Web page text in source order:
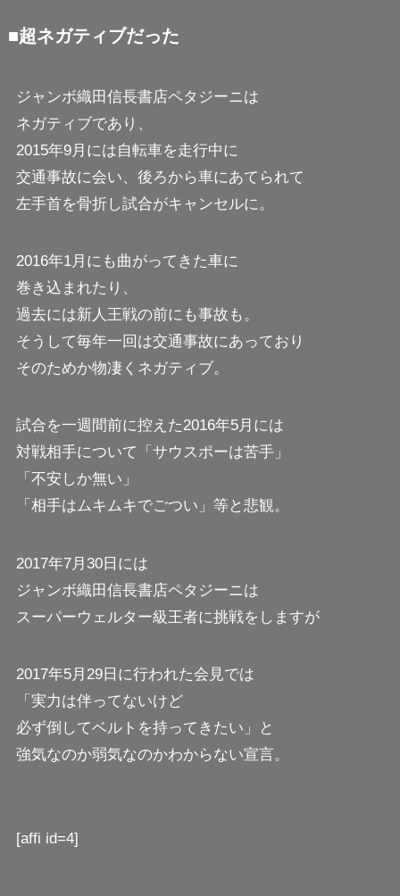
■超ネガティブだった
ジャンボ織田信長書店ペタジーニは
ネガティブであり、
2015年9月には自転車を走行中に
交通事故に会い、後ろから車にあてられて
左手首を骨折し試合がキャンセルに。
2016年1月にも曲がってきた車に
巻き込まれたり、
過去には新人王戦の前にも事故も。
そうして毎年一回は交通事故にあっており
そのためか物凄くネガティブ。
試合を一週間前に控えた2016年5月には
対戦相手について「サウスポーは苦手」
「不安しか無い」
「相手はムキムキでごつい」等と悲観。
2017年7月30日には
ジャンボ織田信長書店ペタジーニは
スーパーウェルター級王者に挑戦をしますが
2017年5月29日に行われた会見では
「実力は伴ってないけど
必ず倒してベルトを持ってきたい」と
強気なのか弱気なのかわからない宣言。
[affi id=4]